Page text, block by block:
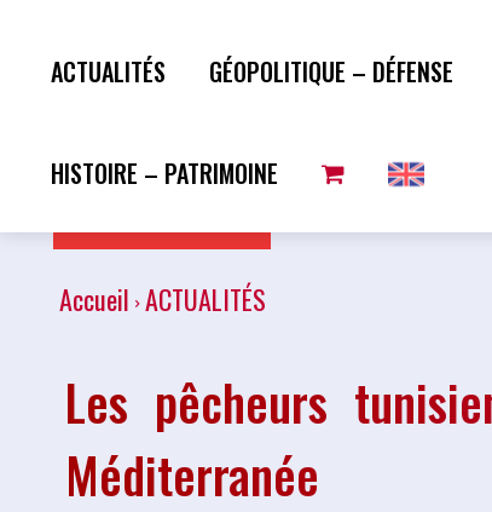
ACTUALITÉS GÉOPOLITIQUE – DÉFENSE
HISTOIRE – PATRIMOINE
Accueil ACTUALITÉS
Les pêcheurs
Méditerranée